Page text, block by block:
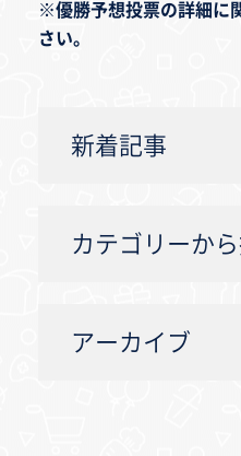
※優勝予想投票の詳細に
さい。
新着記事
カテゴリーか
アーカイブ